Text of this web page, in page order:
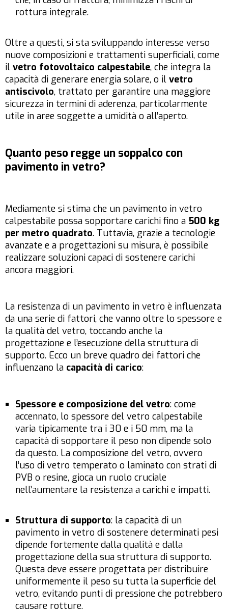
rottura integrale.
Oltre a questi, si sta sviluppando interesse verso
nuove composizioni e trattamenti superficiali, come
il vetro fotovoltaico calpestabile, che integra la
capacità di generare energia solare, o il vetro
antiscivolo, trattato per garantire una maggiore
sicurezza in termini di aderenza, particolarmente
utile in aree soggette a umidità o all’aperto.
Quanto peso regge un soppalco con
pavimento in vetro?
Mediamente si stima che un pavimento in vetro
calpestabile possa sopportare carichi fino a 500 kg
per metro quadrato. Tuttavia, grazie a tecnologie
avanzate e a progettazioni su misura, è possibile
realizzare soluzioni capaci di sostenere carichi
ancora maggiori.
La resistenza di un pavimento in vetro è influenzata
da una serie di fattori, che vanno oltre lo spessore e
la qualità del vetro, toccando anche la
progettazione e l’esecuzione della struttura di
supporto. Ecco un breve quadro dei fattori che
influenzano la capacità di carico:
Spessore e composizione del vetro: come
accennato, lo spessore del vetro calpestabile
varia tipicamente tra i 30 e i 50 mm, ma la
capacità di sopportare il peso non dipende solo
da questo. La composizione del vetro, ovvero
l’uso di vetro temperato o laminato con strati di
PVB o resine, gioca un ruolo cruciale
nell’aumentare la resistenza a carichi e impatti.
Struttura di supporto: la capacità di un
pavimento in vetro di sostenere determinati pesi
dipende fortemente dalla qualità e dalla
progettazione della sua struttura di supporto.
Questa deve essere progettata per distribuire
uniformemente il peso su tutta la superficie del
vetro, evitando punti di pressione che potrebbero
causare rotture.